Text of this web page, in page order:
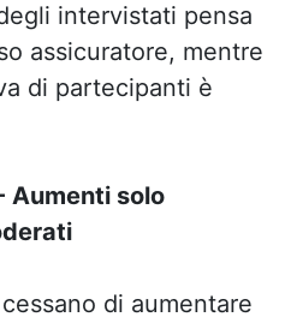
intervistati pensa
assicuratore, mentre
di partecipanti è
Aumenti solo
di aumentare